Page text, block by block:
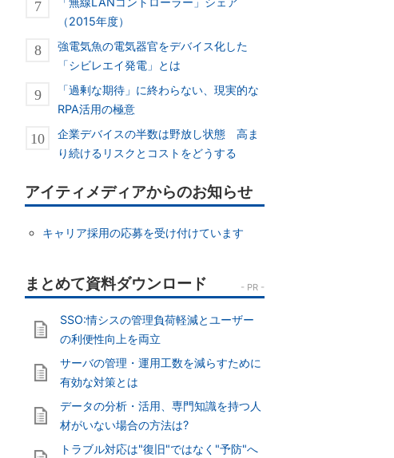
（2015年度）
強電気魚の電気器官をデバイス化した
「シビレエイ発電」とは
「過剰な期待」に終わらない、現実的な
RPA活用の極意
企業デバイスの半数は野放し状態 高ま
り続けるリスクとコストをどうする
アイティメディアからのお知らせ
キャリア採用の応募を受け付けています
SSO:情シスの管理負荷軽減とユーザー
の利便性向上を両立
サーバの管理・運用工数を減らすために
有効な対策とは
データの分析・活用、専門知識を持つ人
材がいない場合の方法は?
トラブル対応は"復旧"ではなく"予防"へ